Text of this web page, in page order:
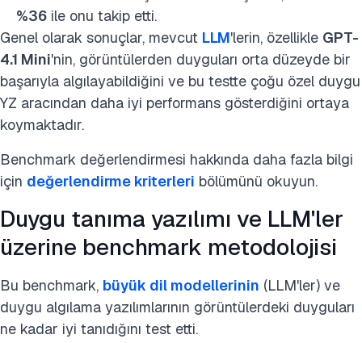
%36 ile onu takip etti.
Genel olarak sonuçlar, mevcut LLM'lerin, özellikle GPT-
4.1 Mini'nin, görüntülerden duyguları orta düzeyde bir
başarıyla algılayabildiğini ve bu testte çoğu özel duygu
YZ aracından daha iyi performans gösterdiğini ortaya
koymaktadır.
Benchmark değerlendirmesi hakkında daha fazla bilgi
için değerlendirme kriterleri bölümünü okuyun.
Duygu tanıma yazılımı ve LLM'ler
üzerine benchmark metodolojisi
Bu benchmark, büyük dil modellerinin (LLM'ler) ve
duygu algılama yazılımlarının görüntülerdeki duyguları
ne kadar iyi tanıdığını test etti.